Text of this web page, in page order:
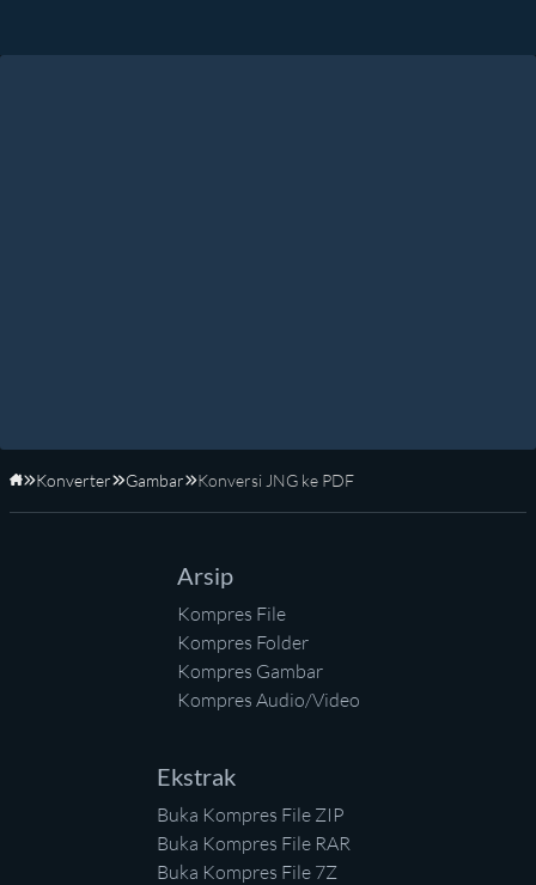
Beranda
Konverter Gambar Konversi JNG ke PDF
Arsip
Kompres File
Kompres Folder
Kompres Gambar
Kompres Audio/Video
Ekstrak
Buka Kompres File ZIP
Buka Kompres File RAR
Buka Kompres File 7Z